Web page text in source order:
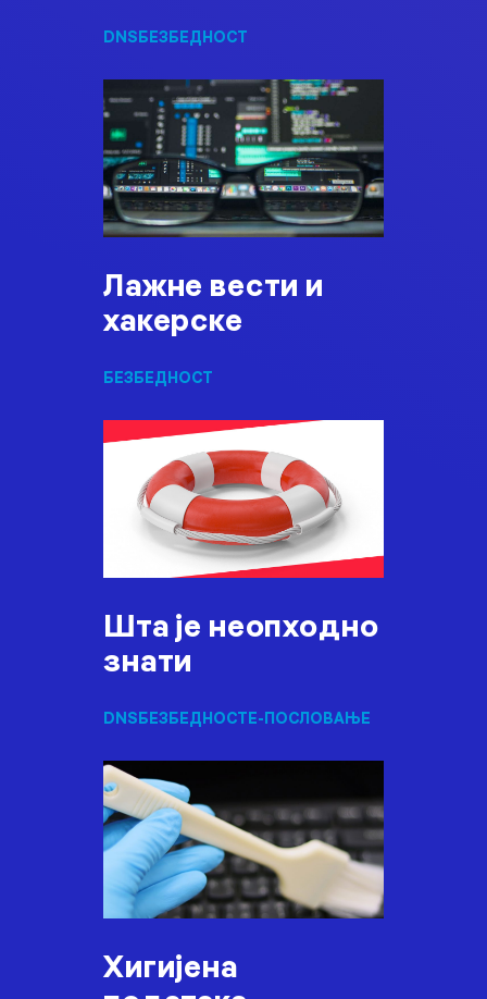
DNSБЕЗБЕДНОСТ
Лажне вести и
хакерске
БЕЗБЕДНОСТ
Шта је неопходно
знати
DNSБЕЗБЕДНОСТЕ-ПОСЛОВАЊЕ
Хигијена